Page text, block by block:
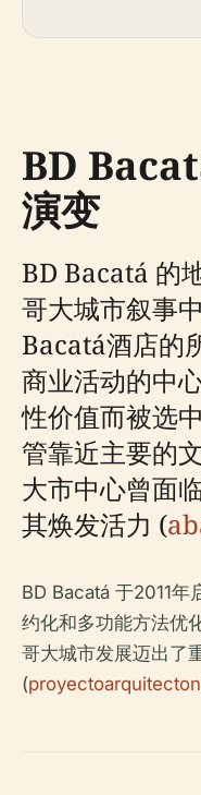
BD
演变
BD Bacatá 的
哥大城市叙事
Bacatá酒店
商业活动的中
性价值而被选
管靠近主要的
大市中心曾面
其焕发活力 (
BD Bacatá 于2011年
约化和多功能方法优
哥大城市发展迈出了
(